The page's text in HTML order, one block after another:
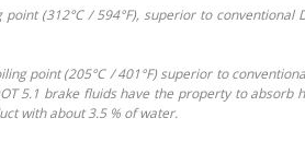
point (312°C / 594°F), superior to
point (205°C / 401°F) superior to
5.1 brake fluids have the property to
with about 3.5 % of water.